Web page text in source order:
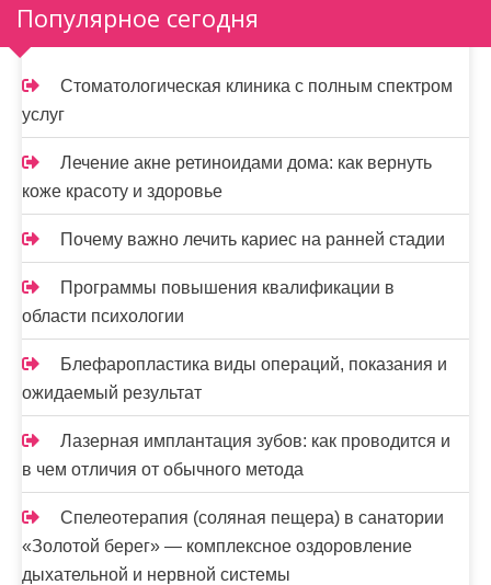
Популярное сегодня
Стоматологическая клиника с полным спектром
услуг
Лечение акне ретиноидами дома: как вернуть
коже красоту и здоровье
Почему важно лечить кариес на ранней стадии
Программы повышения квалификации в
области психологии
Блефаропластика виды операций, показания и
ожидаемый результат
Лазерная имплантация зубов: как проводится и
в чем отличия от обычного метода
Спелеотерапия (соляная пещера) в санатории
«Золотой берег» — комплексное оздоровление
дыхательной и нервной системы